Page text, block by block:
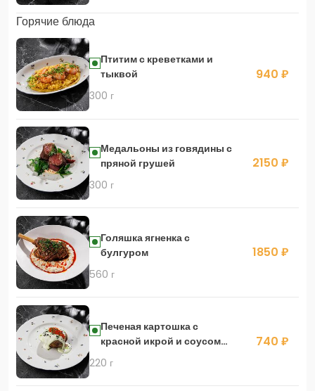
Горячие блюда
Птитим с креветками и
тыквой
300 г
940 ₽
Медальоны из говядины с
пряной грушей
300 г
2150 ₽
Голяшка ягненка с
булгуром
560 г
1850 ₽
Печеная картошка с
красной икрой и соусом
сулугуни
220 г
740 ₽